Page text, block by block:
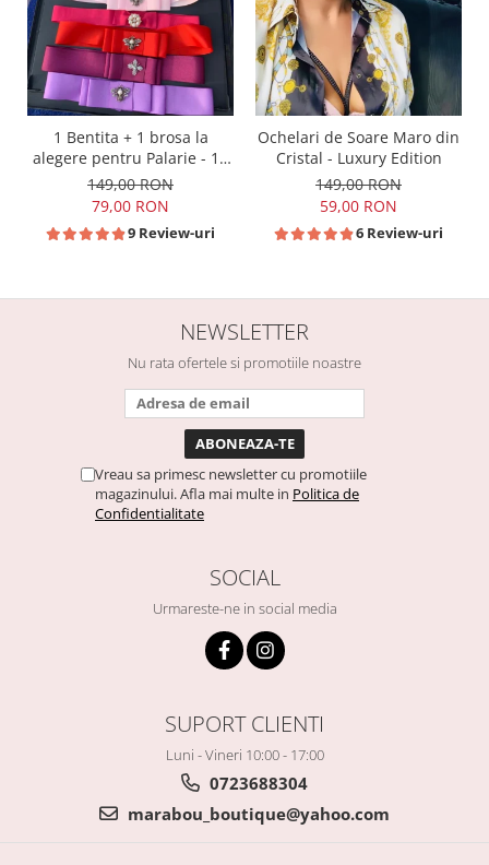
1 Bentita + 1 brosa la
alegere pentru Palarie - 16
culori
149,00 RON
79,00 RON
9 Review-uri
Ochelari de Soare Maro din
Cristal - Luxury Edition
149,00 RON
59,00 RON
6 Review-uri
NEWSLETTER
Nu rata ofertele si promotiile noastre
Vreau sa primesc newsletter cu promotiile
magazinului. Afla mai multe in Politica de
Confidentialitate
SOCIAL
Urmareste-ne in social media
SUPORT CLIENTI
Luni - Vineri 10:00 - 17:00
0723688304
marabou_boutique@yahoo.com